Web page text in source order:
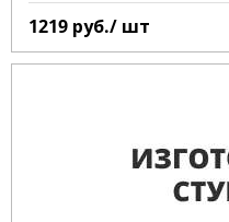
1219 руб./ шт